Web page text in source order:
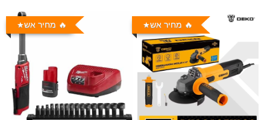
🔥 מחיר אש 🔥 מחיר אש